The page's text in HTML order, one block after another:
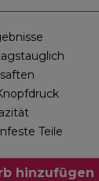
Teile
hinzufügen